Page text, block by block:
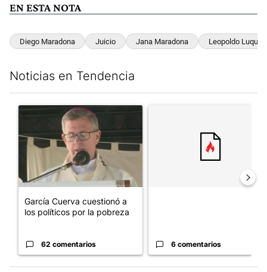
EN ESTA NOTA
Diego Maradona Juicio Jana Maradona Leopoldo Luque
Noticias en Tendencia
Un artículo de tendencia con el título "García Cuerva
García Cuerva cuestionó a
los políticos por la pobreza
62 comentarios 6 comentarios